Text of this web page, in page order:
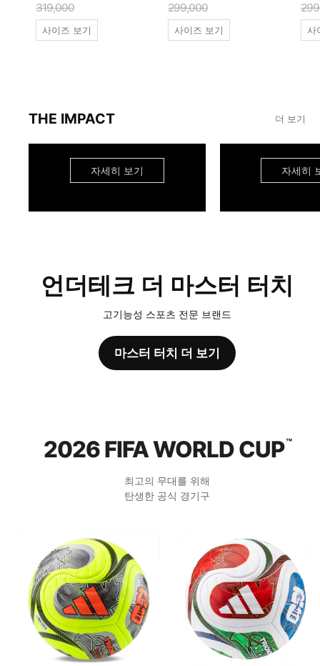
319,000
사이즈 보기
299,000
사이즈 보기 사
THE IMPACT 더 보기
자세히 보기 자세히
언더테크 더 마스터 터치
고기능성 스포츠 전문 브랜드
마스터 터치 더 보기
2026 FIFA WORLD CUP™
최고의 무대를 위해
탄생한 공식 경기구